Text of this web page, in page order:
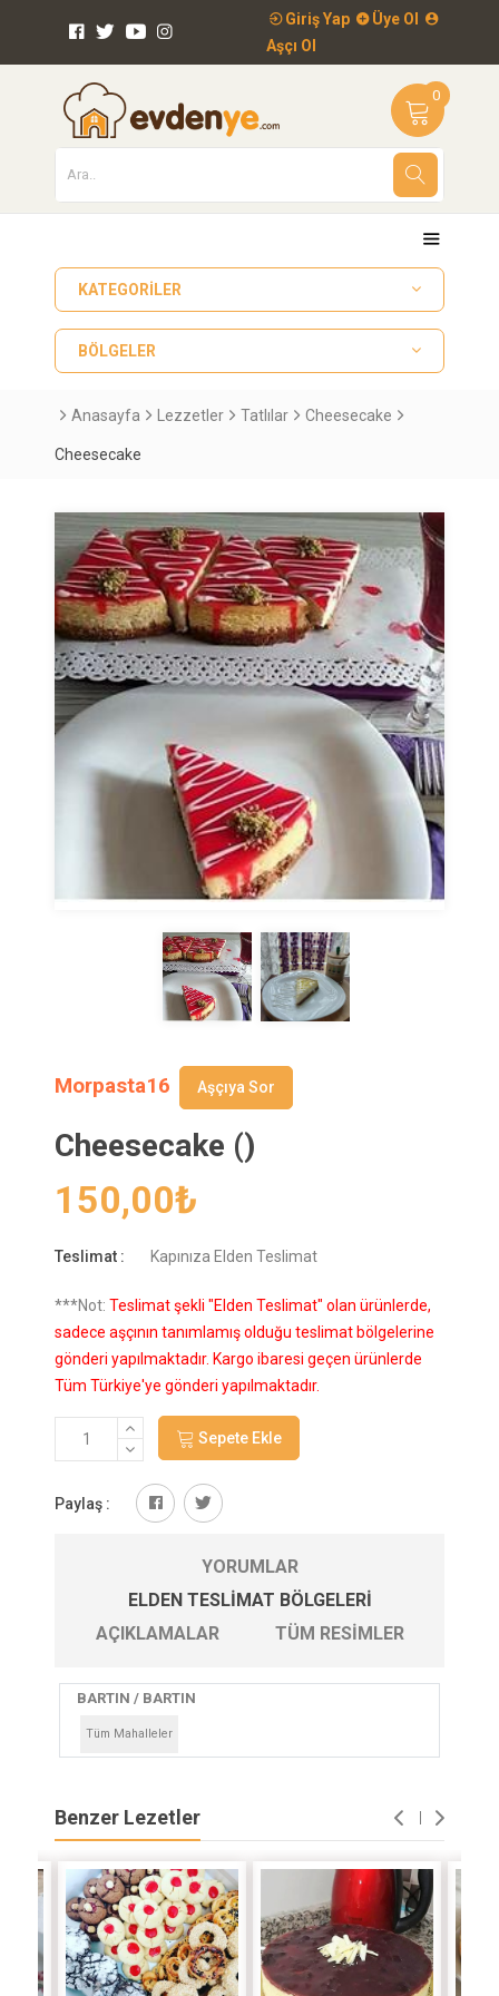
Giriş Yap
Üye Ol
Aşçı Ol
0
KATEGORILER
BÖLGELER
Anasayfa Lezzetler Tatlılar Cheesecake
Cheesecake
Morpasta16 Aşçıya Sor
Cheesecake ()
150,00₺
Teslimat : Kapınıza Elden Teslimat
***Not: Teslimat şekli "Elden Teslimat" olan ürünlerde,
sadece aşçının tanımlamış olduğu teslimat bölgelerine
gönderi yapılmaktadır. Kargo ibaresi geçen ürünlerde
Tüm Türkiye'ye gönderi yapılmaktadır.
Sepete Ekle
Paylaş :
YORUMLAR
ELDEN TESLIMAT BÖLGELERI
AÇIKLAMALAR
TÜM RESIMLER
BARTIN / BARTIN
Tüm Mahalleler
Benzer Lezetler